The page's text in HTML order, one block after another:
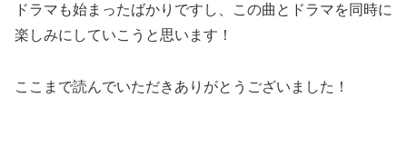
ドラマも始まったばかりですし、この曲とドラマを同時に
楽しみにしていこうと思います！
ここまで読んでいただきありがとうございました！